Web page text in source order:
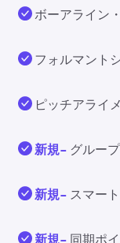
ボーアライン
フォルマント
ピッチアライ
新規- グルー
新規- スマー
新規- 同期ポ